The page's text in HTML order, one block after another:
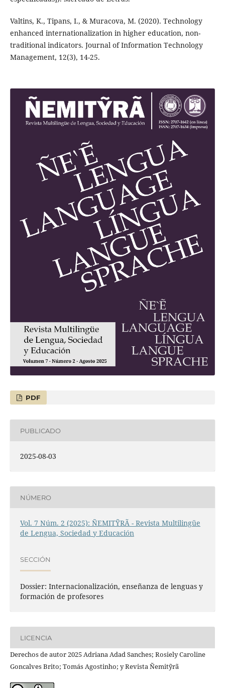
Valtins, K., Tipans, I., & Muracova, M. (2020). Technology
enhanced internationalization in higher education, non-
traditional indicators. Journal of Information Technology
Management, 12(3), 14-25.
PDF
PUBLICADO
2025-08-03
NÚMERO
Vol. 7 Núm. 2 (2025): ÑEMITỸRÃ - Revista Multilingüe
de Lengua, Sociedad y Educación
SECCIÓN
Dossier: Internacionalización, enseñanza de lenguas y
formación de profesores
LICENCIA
Derechos de autor 2025 Adriana Adad Sanches; Rosiely Caroline
Goncalves Brito; Tomás Agostinho; y Revista Ñemitỹrã